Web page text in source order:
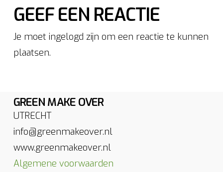
GEEF EEN REACTIE
Je moet ingelogd zijn om een reactie te kunnen
plaatsen.
GREEN MAKE OVER
UTRECHT
info@greenmakeover.nl
www.greenmakeover.nl
Algemene voorwaarden